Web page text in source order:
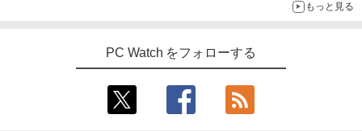
もっと見る
PC Watch をフォローする